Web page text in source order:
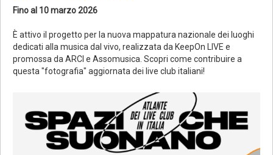
Fino al 10 marzo 2026
È attivo il progetto per la nuova mappatura nazionale dei luoghi
dedicati alla musica dal vivo, realizzata da KeepOn LIVE e
promossa da ARCI e Assomusica. Scopri come contribuire a
questa "fotografia" aggiornata dei live club italiani!